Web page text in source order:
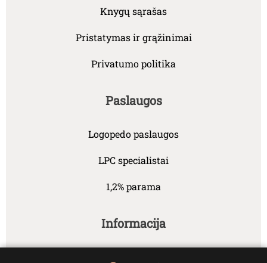
Knygų sąrašas
Pristatymas ir grąžinimai
Privatumo politika
Paslaugos
Logopedo paslaugos
LPC specialistai
1,2% parama
Informacija